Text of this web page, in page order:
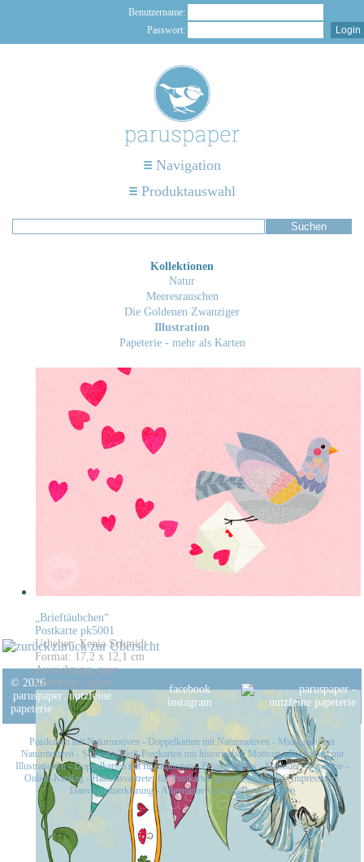
Benutzername:
Passwort:
Navigation
Produktauswahl
Kollektionen
Natur
Meeresrauschen
Die Goldenen Zwanziger
Illustration
Papeterie - mehr als Karten
„Brieftäubchen“
Postkarte pk5001
Urheber: Xenia Schmidt
Format: 17,2 x 12,1 cm
Ausrichtung: quer
Lieferbar: sofort
zurück zur Übersicht
© 2026
paruspaper. nutzfeine
papeterie
facebook
instagram
Postkarten mit Naturmotiven - Doppelkarten mit Naturmotiven - Midikarten mit
Naturmotiven - Schwarz-Weiß-Postkarten mit historischen Motiven-Postkarten mit
Illustrationen-Doppelkarten mit Illustrationen-Postkartensets-Kalender-Papeterie -
Online-Katalog -Handelsvertreter für Postkarten gesucht-Kontakt-Impressum-
Datenschutzerklärung- Allgemeine Geschäftsbedingungen